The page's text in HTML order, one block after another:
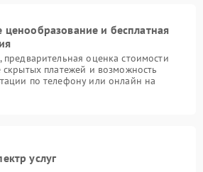
ценообразование и бесплатная
предварительная оценка стоимости
скрытых платежей и возможность
по телефону или онлайн на
услуг